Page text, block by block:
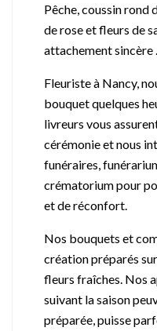
Pêche, coussin rond
de rose et fleurs de
attachement sincère
Fleuriste à Nancy,
bouquet quelques
livreurs vous
cérémonie et nous
funéraires,
crématorium pour
et de réconfort.
Nos bouquets et
création préparés
fleurs fraîches. Nos
suivant la saison
préparée, puisse